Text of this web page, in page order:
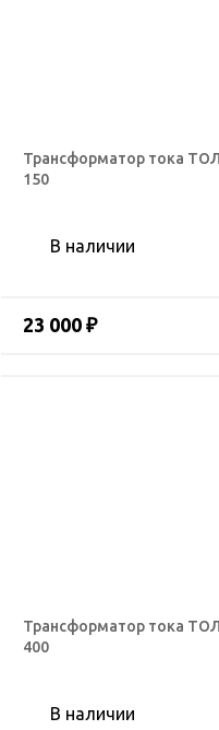
Трансформатор тока
150
В наличии
23 000 ₽
Трансформатор тока
400
В наличии